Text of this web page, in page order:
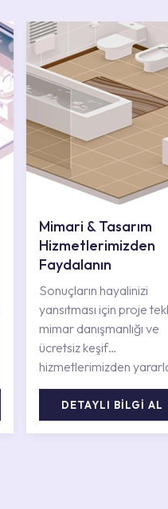
Mimari & Tasarım
Hizmetlerimizden
Faydalanın
Sonuçların hayalinizi
yansıtması için proje
mimar danışmanlığı ve
ücretsiz keşif
hizmetlerimizden
DETAYLI BİLGİ AL